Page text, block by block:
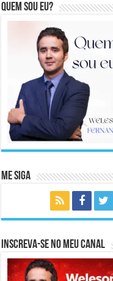
Quem sou eu?
Me Siga
Inscreva-se no meu canal